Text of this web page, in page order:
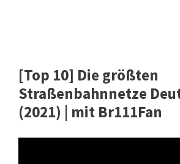
[Top 10] Die größten
Straßenbahnnetze
(2021) | mit Br111Fan